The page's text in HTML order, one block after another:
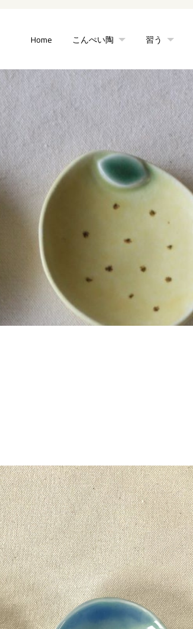
Home こんぺい陶 習う